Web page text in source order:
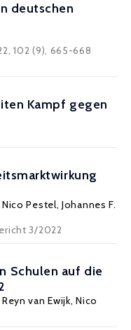
deutschen
102 (9), 665-668
Kampf gegen
Nico Pestel,Johannes F.
3/2022
Schulen auf die
Reyn van Ewijk,Nico